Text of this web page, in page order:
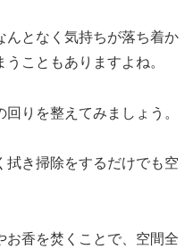
んとなく気持ちが落ち着か
こともありますよね。
りを整えてみましょう。
拭き掃除をするだけでも空
お香を焚くことで、空間全